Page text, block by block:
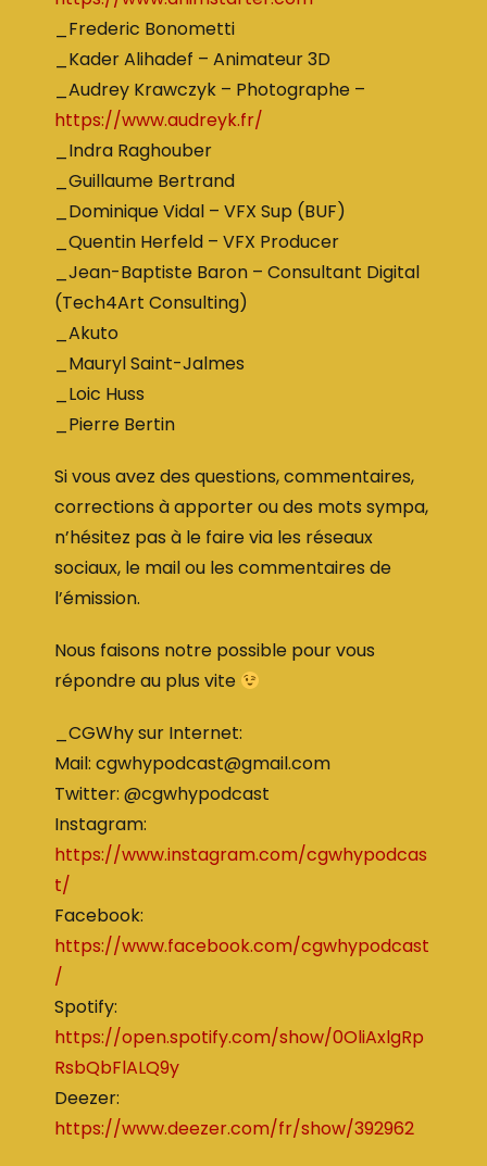
_Frederic Bonometti
_Kader Alihadef – Animateur 3D
_Audrey Krawczyk – Photographe –
https://www.audreyk.fr/
_Indra Raghouber
_Guillaume Bertrand
_Dominique Vidal – VFX Sup (BUF)
_Quentin Herfeld – VFX Producer
_Jean-Baptiste Baron – Consultant Digital
(Tech4Art Consulting)
_Akuto
_Mauryl Saint-Jalmes
_Loic Huss
_Pierre Bertin
Si vous avez des questions, commentaires,
corrections à apporter ou des mots sympa,
n’hésitez pas à le faire via les réseaux
sociaux, le mail ou les commentaires de
l’émission.
Nous faisons notre possible pour vous
répondre au plus vite
_CGWhy sur Internet:
Mail: cgwhypodcast@gmail.com
Twitter: @cgwhypodcast
Instagram:
https://www.instagram.com/cgwhypodcas
t/
Facebook:
https://www.facebook.com/cgwhypodcast
/
Spotify:
https://open.spotify.com/show/0OliAxlgRp
RsbQbFlALQ9y
Deezer:
https://www.deezer.com/fr/show/392962